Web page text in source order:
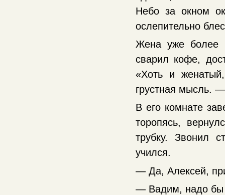
Небо за окном
ослепительно
Жена уже более
сварил кофе,
«Хоть и
грустная мысль.
В его комнате
торопясь,
трубку. Звонил
учился.
— Да, Алексей,
— Вадим, надо бы